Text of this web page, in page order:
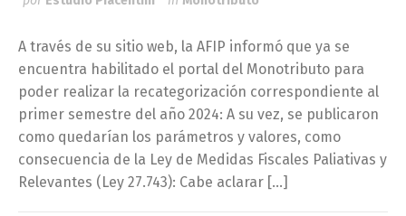
A través de su sitio web, la AFIP informó que ya se
encuentra habilitado el portal del Monotributo para
poder realizar la recategorización correspondiente al
primer semestre del año 2024: A su vez, se publicaron
como quedarían los parámetros y valores, como
consecuencia de la Ley de Medidas Fiscales Paliativas y
Relevantes (Ley 27.743): Cabe aclarar […]